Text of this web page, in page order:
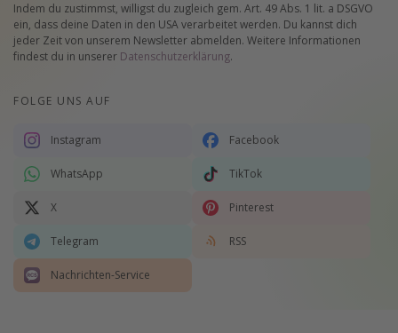
Indem du zustimmst, willigst du zugleich gem. Art. 49 Abs. 1 lit. a DSGVO
ein, dass deine Daten in den USA verarbeitet werden. Du kannst dich
jeder Zeit von unserem Newsletter abmelden. Weitere Informationen
findest du in unserer Datenschutzerklärung.
FOLGE UNS AUF
Instagram Facebook
WhatsApp TikTok
X Pinterest
Telegram RSS
Nachrichten-Service